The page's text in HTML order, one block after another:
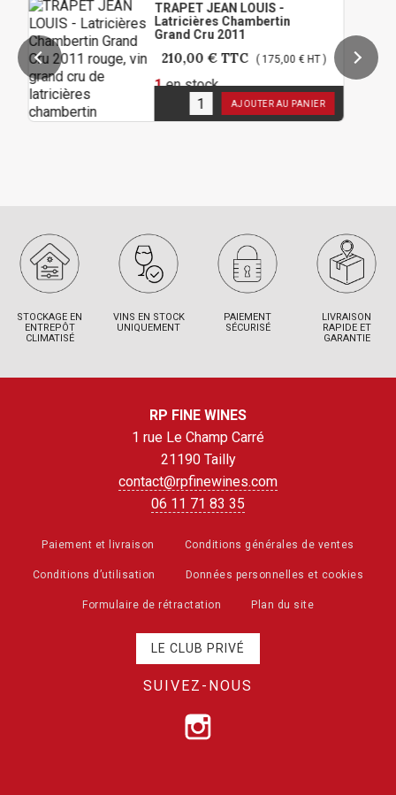
TRAPET JEAN LOUIS -
Latricières Chambertin
Grand Cru 2011
210,00 € TTC ( 175,00 € HT )
en stock
AJOUTER AU PANIER
STOCKAGE EN
ENTREPÔT
CLIMATISÉ
VINS EN STOCK
UNIQUEMENT
PAIEMENT
SÉCURISÉ
LIVRAISON
RAPIDE ET
GARANTIE
RP FINE WINES
1 rue Le Champ Carré
21190 Tailly
contact@rpfinewines.com
06 11 71 83 35
Paiement et livraison Conditions générales de ventes
Conditions d’utilisation Données personnelles et cookies
Formulaire de rétractation Plan du site
LE CLUB PRIVÉ
SUIVEZ-NOUS